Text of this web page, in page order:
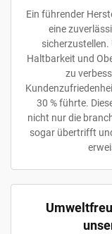
Ein führender
eine
sicherzustellen.
Haltbarkeit und
zu
30 % führte.
nicht nur die
sogar übertrifft